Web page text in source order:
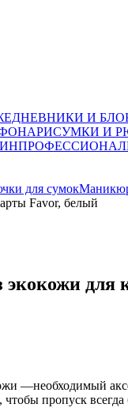
И
СУМКИ И
для сумок
Favor, белый
для
—необходимый
чтобы пропуск